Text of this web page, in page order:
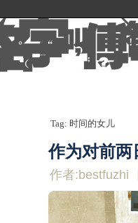
Tag: 时间的女儿
作为对前两
作者:bestfuzhi